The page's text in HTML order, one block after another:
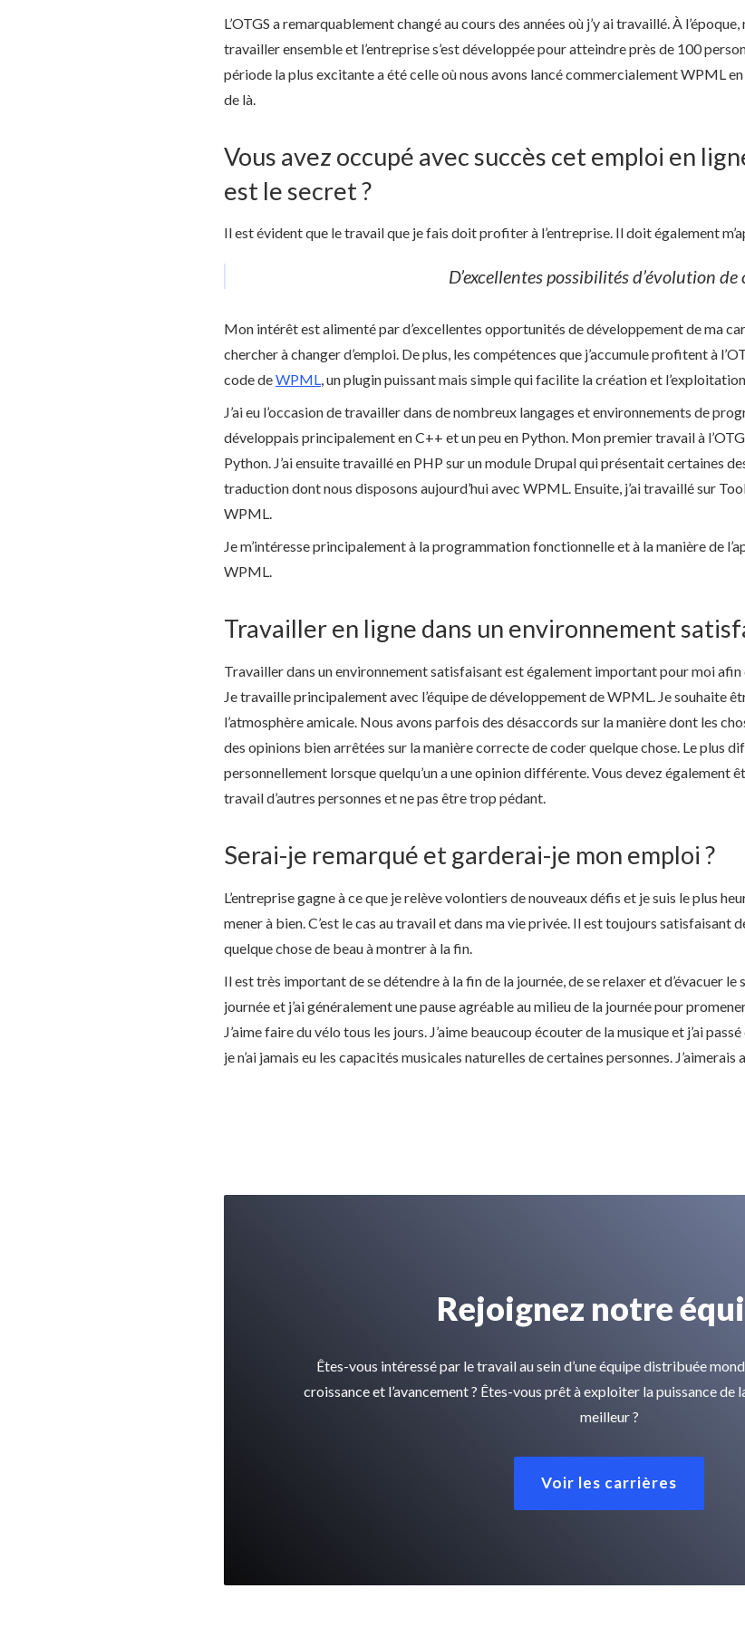
L’OTGS a remarquablement changé au cours des années où j’y ai travaillé. À
travailler ensemble et l’entreprise s’est développée pour atteindre près de 100
période la plus excitante a été celle où nous avons lancé commercialement WPML
de là.
Vous avez occupé avec succès cet emploi en
est le secret ?
Il est évident que le travail que je fais doit profiter à l’entreprise. Il doit également
D’excellentes possibilités d’évolution de
Mon intérêt est alimenté par d’excellentes opportunités de développement de ma
chercher à changer d’emploi. De plus, les compétences que j’accumule profitent à
code deWPML, un plugin puissant mais simple qui facilite la création et
J’ai eu l’occasion de travailler dans de nombreux langages et environnements de
développais principalement en C++ et un peu en Python. Mon premier travail à
Python. J’ai ensuite travaillé en PHP sur un module Drupal qui présentait certaines
traduction dont nous disposons aujourd’hui avec WPML. Ensuite, j’ai travaillé sur
WPML.
Je m’intéresse principalement à la programmation fonctionnelle et à la manière de
WPML.
Travailler en ligne dans un environnement
Travailler dans un environnement satisfaisant est également important pour moi
Je travaille principalement avec l’équipe de développement de WPML. Je souhaite
l’atmosphère amicale. Nous avons parfois des désaccords sur la manière dont les
des opinions bien arrêtées sur la manière correcte de coder quelque chose. Le plus
personnellement lorsque quelqu’un a une opinion différente. Vous devez également
travail d’autres personnes et ne pas être trop pédant.
Serai-je remarqué et garderai-je mon emploi ?
L’entreprise gagne à ce que je relève volontiers de nouveaux défis et je suis le plus
mener à bien. C’est le cas au travail et dans ma vie privée. Il est toujours satisfaisant
quelque chose de beau à montrer à la fin.
Il est très important de se détendre à la fin de la journée, de se relaxer et d’évacuer le
journée et j’ai généralement une pause agréable au milieu de la journée pour
J’aime faire du vélo tous les jours. J’aime beaucoup écouter de la musique et j’ai
je n’ai jamais eu les capacités musicales naturelles de certaines personnes.
Rejoignez notre
Êtes-vous intéressé par le travail au sein d’une équipe distribuée
croissance et l’avancement ? Êtes-vous prêt à exploiter la puissance de
meilleur ?
Voir les carrières